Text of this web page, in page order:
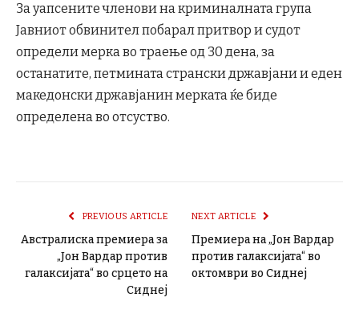
За уапсените членови на криминалната група
Јавниот обвинител побарал притвор и судот
определи мерка во траење од 30 дена, за
останатите, петмината странски државјани и еден
македонски државјанин мерката ќе биде
определена во отсуство.
PREVIOUS ARTICLE
Австралиска премиера за
„Јон Вардар против
галаксијата“ во срцето на
Сиднеј
NEXT ARTICLE
Премиера на „Јон Вардар
против галаксијата“ во
октомври во Сиднеј